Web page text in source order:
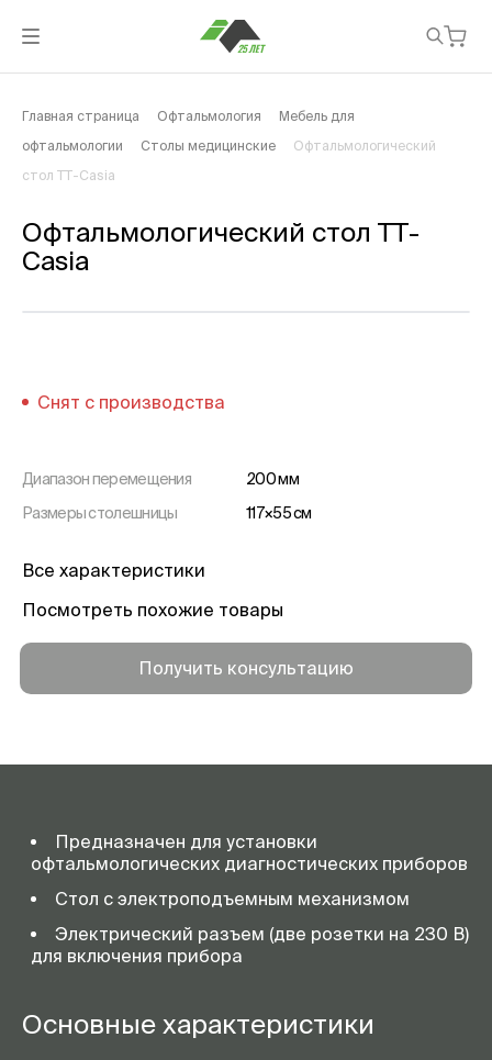
Главная страница Офтальмология Мебель для
офтальмологии Столы медицинские Офтальмологический
стол TT-Casia
Офтальмологический стол TT-
Casia
Снят с производства
Диапазон перемещения
200 мм
Размеры столешницы
117×55 см
Все характеристики
Посмотреть похожие товары
Получить консультацию
Предназначен для установки
офтальмологических диагностических приборов
Стол с электроподъемным механизмом
Электрический разъем (две розетки на 230 В)
для включения прибора
Основные характеристики